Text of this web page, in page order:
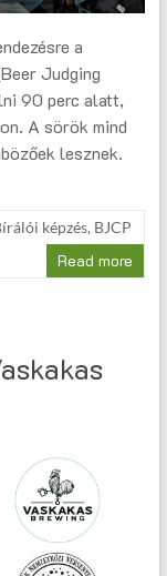
a
Judging
90 perc alatt,
A sörök mind
lesznek.
képzés, BJCP
Read more